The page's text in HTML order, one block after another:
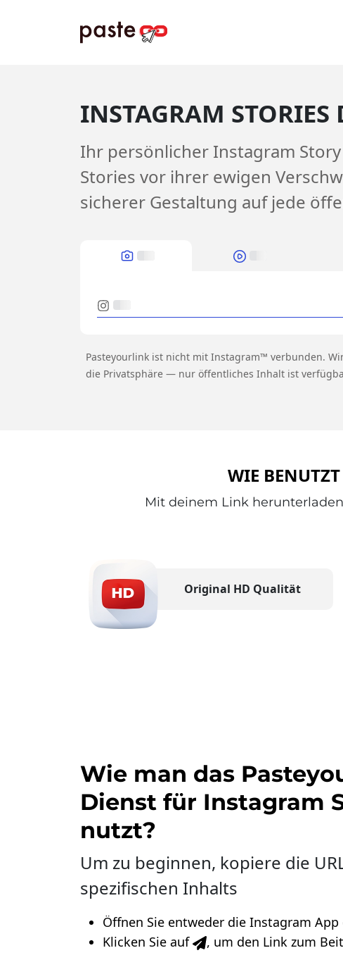
INSTAGRAM
Ihr persönlicher Instagram
Stories vor ihrer ewigen
sicherer Gestaltung auf jede
Pasteyourlink ist nicht mit Instagram™ verbunden.
die Privatsphäre — nur öffentliches Inhalt ist
WIE
Mit deinem Link
Original HD Qualität
Wie man das
Dienst für Instagram
nutzt?
Um zu beginnen, kopiere die
spezifischen Inhalts
Öffnen Sie entweder die Instagram
Klicken Sie auf
, um den Link zum